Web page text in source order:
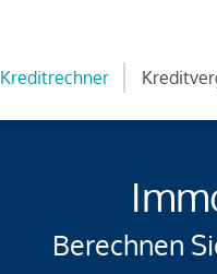
Kreditrechner
Berechnen